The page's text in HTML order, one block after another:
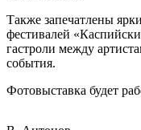
Также запечатлены
фестивалей
гастроли между
события.
Фотовыставка будет